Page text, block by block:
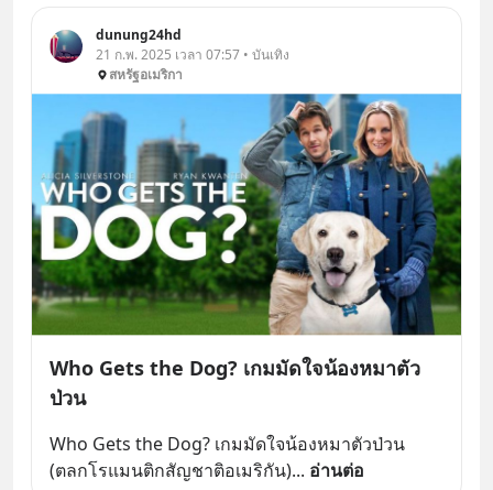
dunung24hd
21 ก.พ. 2025 เวลา 07:57 • บันเทิง
สหรัฐอเมริกา
Who Gets the Dog? เกมมัดใจน้องหมาตัว
ป่วน
Who Gets the Dog? เกมมัดใจน้องหมาตัวป่วน
(ตลกโรแมนติกสัญชาติอเมริกัน)... อ่านต่อ